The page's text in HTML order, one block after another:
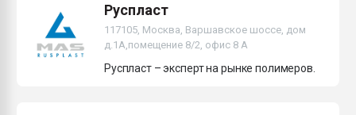
Руспласт
117105, Москва, Варшавское шоссе, дом
д.1А,помещение 8/2, офис 8 А
Руспласт – эксперт на рынке полимеров.